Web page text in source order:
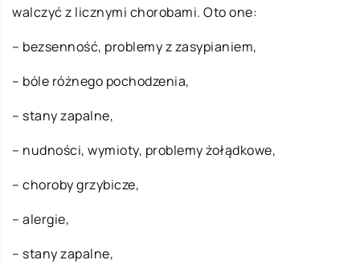
walczyć z licznymi chorobami. Oto one:
– bezsenność, problemy z zasypianiem,
– bóle różnego pochodzenia,
– stany zapalne,
– nudności, wymioty, problemy żołądkowe,
– choroby grzybicze,
– alergie,
– stany zapalne,